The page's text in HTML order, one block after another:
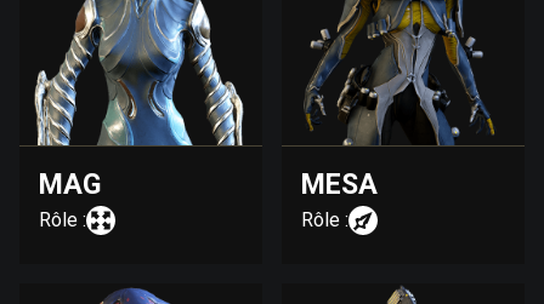
MAG
Rôle :
MESA
Rôle :